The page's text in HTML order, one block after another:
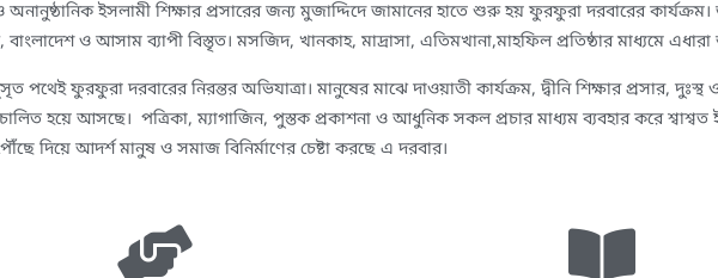
ইসলামী শিক্ষার প্রসারের জন্য মুজাদ্দিদে জামানের হাতে শুরু হয় ফুরফুরা দরবারের
ও আসাম ব্যাপী বিস্তৃত। মসজিদ, খানকাহ, মাদ্রাসা, এতিমখানা,মাহফিল প্রতিষ্ঠার মাধ্যমে এধারা
ফুরফুরা দরবারের নিরন্তর অভিযাত্রা। মানুষের মাঝে দাওয়াতী কার্যক্রম, দ্বীনি শিক্ষার প্রসার,
হয়ে আসছে। পত্রিকা, ম্যাগাজিন, পুস্তক প্রকাশনা ও আধুনিক সকল প্রচার মাধ্যম ব্যবহার করে শ্বাশ্বত
দিয়ে আদর্শ মানুষ ও সমাজ বিনির্মাণের চেষ্টা করছে এ দরবার।